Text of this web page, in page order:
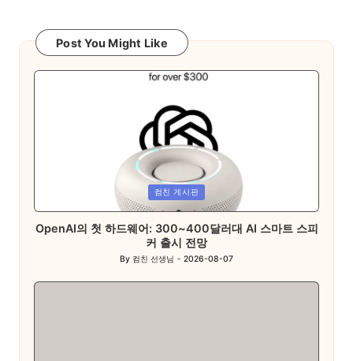
Post You Might Like
컴친 게시판
OpenAI의 첫 하드웨어: 300~400달러대 AI 스마트 스피
커 출시 전망
Posted
By 컴친 선생님 2026-08-07